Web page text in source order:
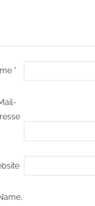
*